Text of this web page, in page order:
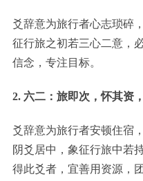
爻辞意为旅行者心志琐碎
征行旅之初若三心二意，
信念，专注目标。
2. 六二：旅即次，怀其资
爻辞意为旅行者安顿住宿
阴爻居中，象征行旅中若
得此爻者，宜善用资源，